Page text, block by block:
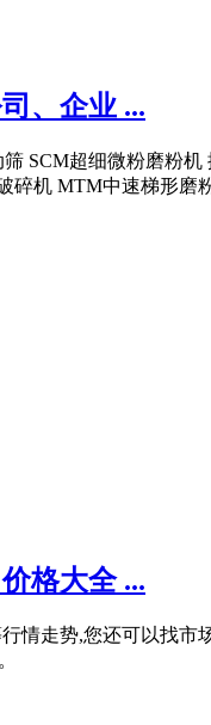
、企业 ...
SCM超细微粉磨粉
碎机 MTM中速梯形磨
格大全 ...
情走势,您还可以找